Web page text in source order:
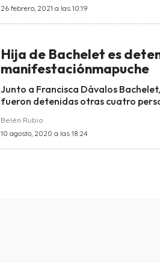
26 febrero, 2021 a las 10:19
Hija de Bachelet es
manifestaciónmapuche
Junto a Francisca Dávalos
fueron detenidas otras cuatro
Belén Rubio
10 agosto, 2020 a las 18:24